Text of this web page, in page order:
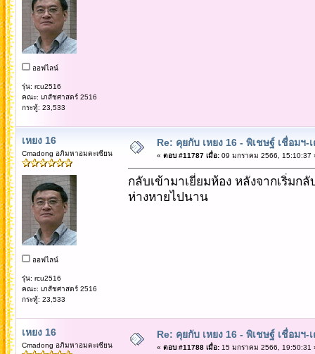
ออฟไลน์
รุ่น: rcu2516
คณะ: เภสัชศาสตร์ 2516
กระทู้: 23,533
เหยง 16
Cmadong อภิมหาอมตะเซียน
ออฟไลน์
รุ่น: rcu2516
คณะ: เภสัชศาสตร์ 2516
กระทู้: 23,533
Re: คุยกับ เหยง 16 - พิเชษฐ์ เชื่อมฯ
« ตอบ #11787 เมื่อ:09 มกราคม 2566, 15:10:37
กลับเข้ามาเยี่ยมห้อง หลังจากเริ่มก
ห่างหายไปนาน
เหยง 16
Cmadong อภิมหาอมตะเซียน
Re: คุยกับ เหยง 16 - พิเชษฐ์ เชื่อมฯ
« ตอบ #11788 เมื่อ:15 มกราคม 2566, 19:50:31